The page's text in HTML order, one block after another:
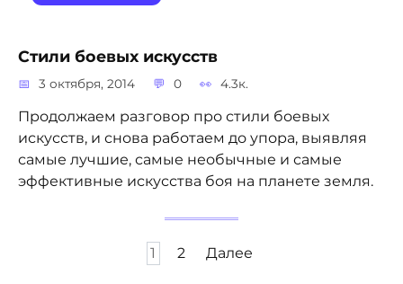
Стили боевых искусств
3 октября, 2014 0 4.3к.
Продолжаем разговор про стили боевых
искусств, и снова работаем до упора, выявляя
самые лучшие, самые необычные и самые
эффективные искусства боя на планете земля.
1 2 Далее